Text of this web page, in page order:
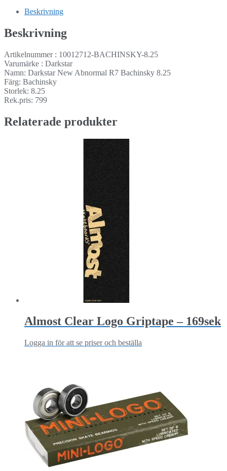
Beskrivning
Beskrivning
Artikelnummer : 10012712-BACHINSKY-8.25
Varumärke : Darkstar
Namn: Darkstar New Abnormal R7 Bachinsky 8.25
Färg: Bachinsky
Storlek: 8.25
Rek.pris: 799
Relaterade produkter
Almost Clear Logo Griptape – 169sek
Logga in för att se priser och beställa